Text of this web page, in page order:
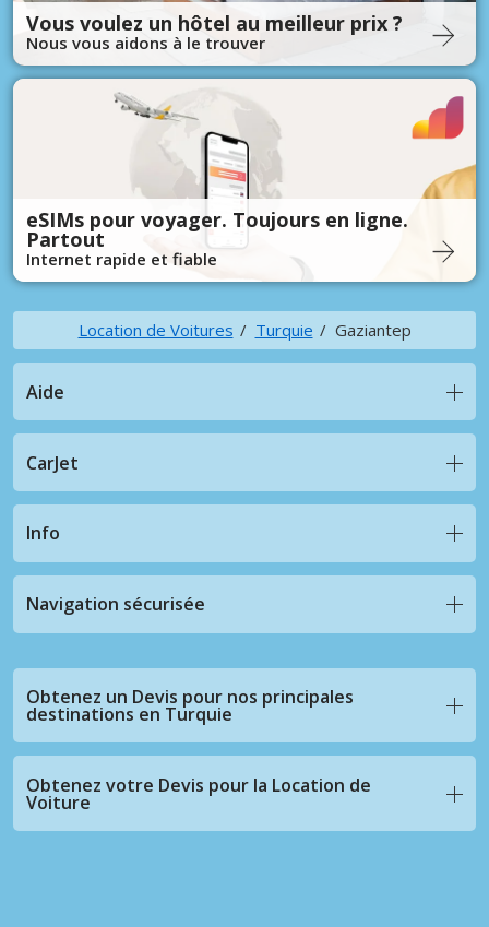
Vous voulez un hôtel au meilleur prix ?
Nous vous aidons à le trouver
eSIMs pour voyager. Toujours en ligne.
Partout
Internet rapide et fiable
Location de Voitures Turquie Gaziantep
Aide
CarJet
Info
Navigation sécurisée
Obtenez un Devis pour nos principales
destinations en Turquie
Obtenez votre Devis pour la Location de
Voiture